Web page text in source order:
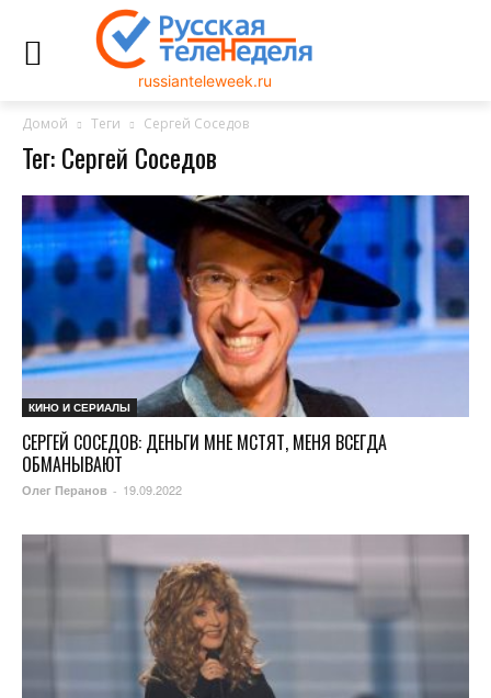
russianteleweek.ru
Домой Теги Сергей Соседов
Тег: Сергей Соседов
КИНО И СЕРИАЛЫ
СЕРГЕЙ СОСЕДОВ: ДЕНЬГИ МНЕ МСТЯТ, МЕНЯ ВСЕГДА
ОБМАНЫВАЮТ
Олег Перанов - 19.09.2022